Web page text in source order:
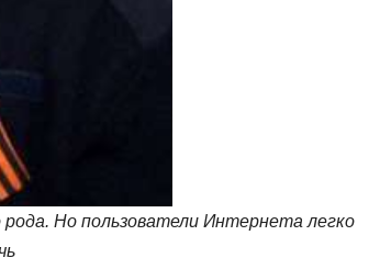
Но пользователи Интернета легко